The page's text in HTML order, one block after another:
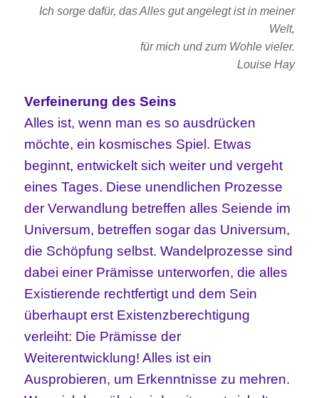
Ich sorge dafür, das Alles gut angelegt ist in meiner
Welt,
für mich und zum Wohle vieler.
Louise Hay
Verfeinerung des Seins
Alles ist, wenn man es so ausdrücken
möchte, ein kosmisches Spiel. Etwas
beginnt, entwickelt sich weiter und vergeht
eines Tages. Diese unendlichen Prozesse
der Verwandlung betreffen alles Seiende im
Universum, betreffen sogar das Universum,
die Schöpfung selbst. Wandelprozesse sind
dabei einer Prämisse unterworfen, die alles
Existierende rechtfertigt und dem Sein
überhaupt erst Existenzberechtigung
verleiht: Die Prämisse der
Weiterentwicklung! Alles ist ein
Ausprobieren, um Erkenntnisse zu mehren.